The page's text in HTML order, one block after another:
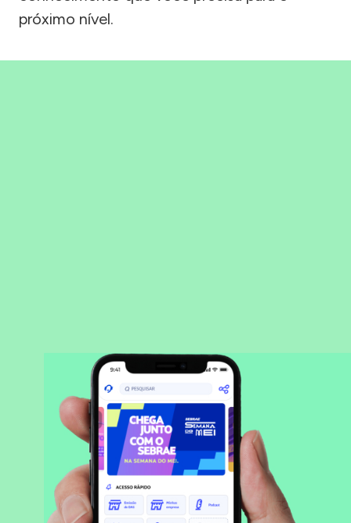
próximo nível.